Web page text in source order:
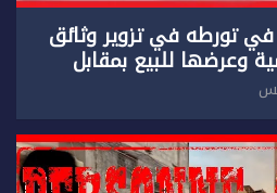
تورطه في تزوير وثائق
وعرضها للبيع بمقابل